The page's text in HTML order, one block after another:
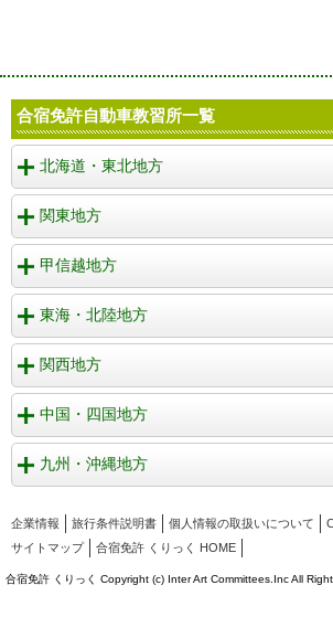
合宿免許自動車教習所一覧
北海道・東北地方
関東地方
甲信越地方
東海・北陸地方
関西地方
中国・四国地方
九州・沖縄地方
企業情報 旅行条件説明書 個人情報の取扱いについて
サイトマップ
合宿免許 くりっく HOME
合宿免許 くりっく Copyright (c) Inter Art Committees.Inc All